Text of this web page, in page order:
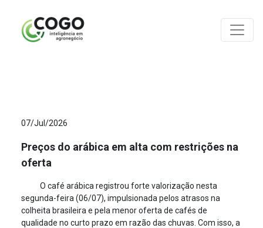
07/Jul/2026
Preços do arábica em alta com restrições na
oferta
O café arábica registrou forte valorização nesta
segunda-feira (06/07), impulsionada pelos atrasos na
colheita brasileira e pela menor oferta de cafés de
qualidade no curto prazo em razão das chuvas. Com isso, a